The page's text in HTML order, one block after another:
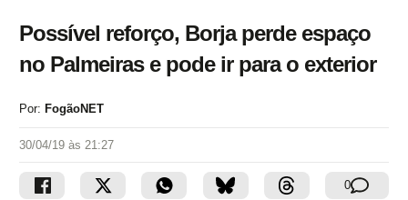
Possível reforço, Borja perde espaço
no Palmeiras e pode ir para o exterior
Por: FogãoNET
30/04/19 às 21:27
0